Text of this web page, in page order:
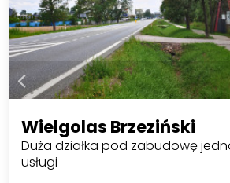
Wielgolas Brzeziński
Duża działka pod zabudowę
usługi